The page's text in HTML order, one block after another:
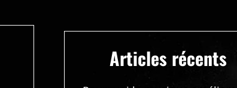
Articles récents